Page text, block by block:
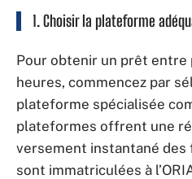
1. Choisir la plateforme
Pour obtenir un prêt
heures, commencez par
plateforme spécialisée
plateformes offrent une
versement instantané des
sont immatriculées à